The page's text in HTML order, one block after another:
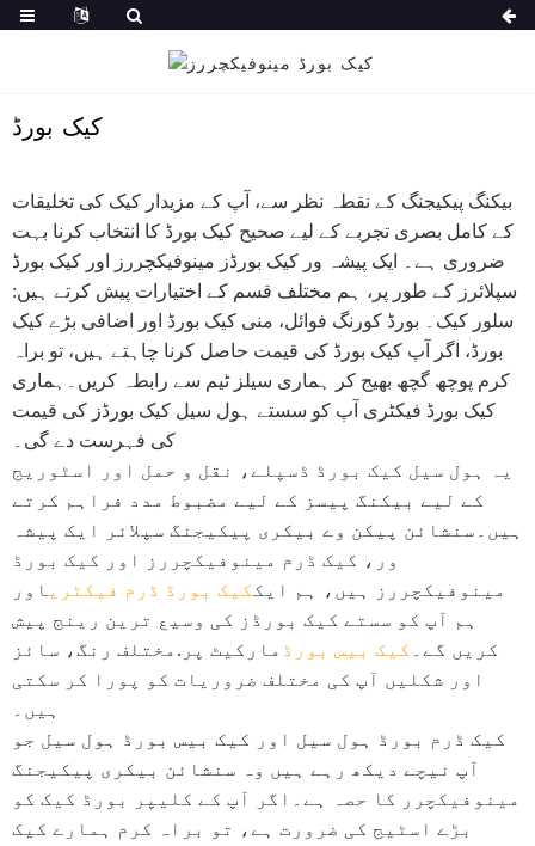
کیک بورڈ
بیکنگ پیکیجنگ کے نقطہ نظر سے، آپ کے مزیدار کیک کی تخلیقات
کے کامل بصری تجربے کے لیے صحیح کیک بورڈ کا انتخاب کرنا بہت
ضروری ہے۔ ایک پیشہ ور کیک بورڈز مینوفیکچررز اور کیک بورڈ
سپلائرز کے طور پر، ہم مختلف قسم کے اختیارات پیش کرتے ہیں:
سلور کیک۔ بورڈ کورنگ فوائل، منی کیک بورڈ اور اضافی بڑے کیک
بورڈ، اگر آپ کیک بورڈ کی قیمت حاصل کرنا چاہتے ہیں، تو براہ
کرم پوچھ گچھ بھیج کر ہماری سیلز ٹیم سے رابطہ کریں۔ہماری
کیک بورڈ فیکٹری آپ کو سستے ہول سیل کیک بورڈز کی قیمت
کی فہرست دے گی۔
یہ ہول سیل کیک بورڈ ڈسپلے، نقل و حمل اور اسٹوریج
کے لیے بیکنگ پیسز کے لیے مضبوط مدد فراہم کرتے
ہیں۔سنشائن پیکن وے بیکری پیکیجنگ سپلائر ایک پیشہ
ور، کیک ڈرم مینوفیکچررز اور کیک بورڈ
مینوفیکچررز ہیں، ہم ایک کیک بورڈ ڈرم فیکٹری اور
ہم آپ کو سستے کیک بورڈز کی وسیع ترین رینج پیش
کریں گے۔
کیک بیس بورڈ مارکیٹ پر.مختلف رنگ، سائز
اور شکلیں آپ کی مختلف ضروریات کو پورا کر سکتی
ہیں۔
کیک ڈرم بورڈ ہول سیل اور کیک بیس بورڈ ہول سیل جو
آپ نیچے دیکھ رہے ہیں وہ سنشائن بیکری پیکیجنگ
مینوفیکچرر کا حصہ ہے۔اگر آپ کے کلیپر بورڈ کیک کو
بڑے اسٹیج کی ضرورت ہے، تو براہ کرم ہمارے کیک